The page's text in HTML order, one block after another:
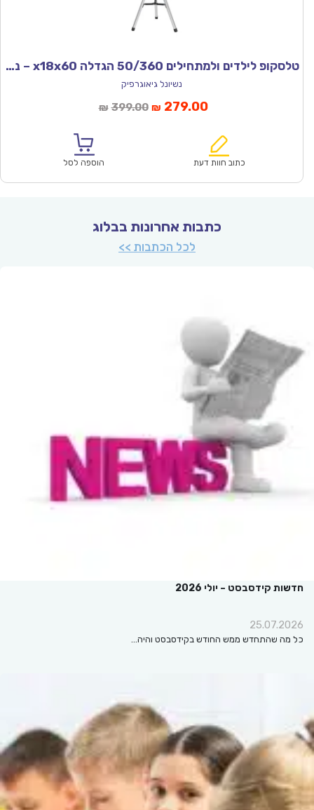
טלסקופ לילדים ולמתחילים 50/360 הגדלה x18x60 – נשיונל גיאוגרפיק.
נשיונל גיאוגרפיק
₪ 399.00המחיר
₪399.00.
₪ 279.00המחיר
הוא:
כתוב חוות דעת הוספה לסל
כתבות אחרונות בבלוג
לכל הכתבות >>
חדשות קידסבסט – יולי 2026
25.07.2026
כל מה שהתחדש ממש החודש בקידסבסט והיה…